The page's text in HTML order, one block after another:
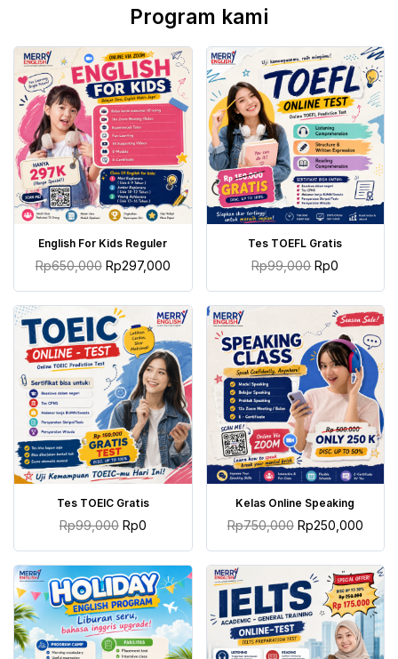
Program kami
TAMBAH KE KERANJANG
English For Kids Reguler
Rp650,000 Rp297,000
TAMBAH KE KERANJANG
Tes TOEFL Gratis
Rp99,000 Rp0
TAMBAH KE KERANJANG
Tes TOEIC Gratis
Rp99,000 Rp0
TAMBAH KE KERANJANG
Kelas Online Speaking
Rp750,000 Rp250,000